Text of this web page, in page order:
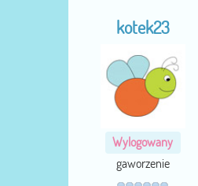
kotek23
Wylogowany
gaworzenie